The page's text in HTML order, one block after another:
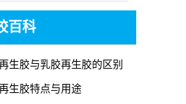
百科
生胶与乳胶再生胶的区别
生胶特点与用途